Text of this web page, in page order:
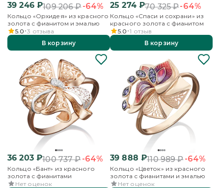
39 246₽109 206₽-64%
Кольцо «Орхидея» из красного
золота с фианитом и эмалью
5.0 3 отзыва
В корзину
25 274₽70 325₽-64%
Кольцо «Спаси и сохрани» из
красного золота с фианитом
5.0 1 отзыв
В корзину
36 203₽100 737₽-64%
Кольцо «Бант» из красного
золота с фианитами
Нет оценок
39 888 ₽110 989₽-64%
Кольцо «Цветок» из красного
золота с фианитами и эмалью
Нет оценок